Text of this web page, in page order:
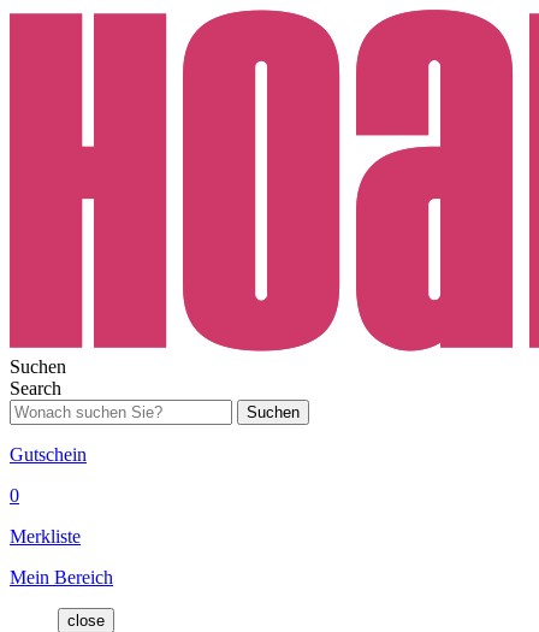
Suchen
Search
Suchen
Gutschein
0
Merkliste
Mein Bereich
close